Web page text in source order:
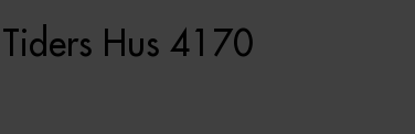
Hus 4170